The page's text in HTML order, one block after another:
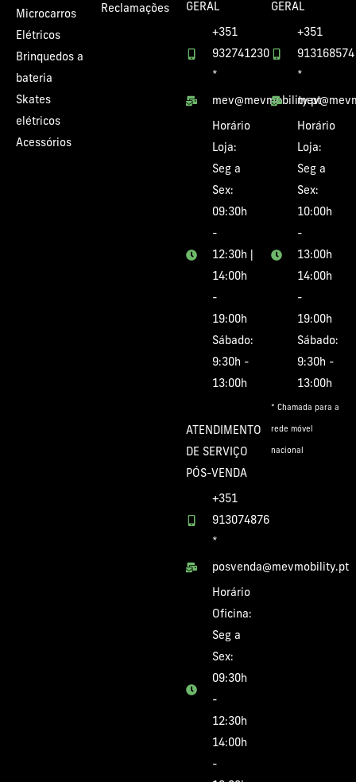
Microcarros
Elétricos
Brinquedos a
bateria
Skates
elétricos
Acessórios
Reclamações
GERAL
+351
932741230
*
mev@mevmobility.pt
Horário
Loja:
Seg a
Sex:
09:30h
-
12:30h |
14:00h
-
19:00h
Sábado:
9:30h -
13:00h
ATENDIMENTO
DE SERVIÇO
PÓS-VENDA
+351
913074876
*
posvenda@mevmobility.pt
Horário
Oficina:
Seg a
Sex:
09:30h
-
12:30h
14:00h
-
GERAL
+351
913168574
*
Horário
Loja:
Seg a
Sex:
10:00h
-
13:00h
14:00h
-
19:00h
Sábado:
9:30h -
13:00h
* Chamada para a
rede móvel
nacional